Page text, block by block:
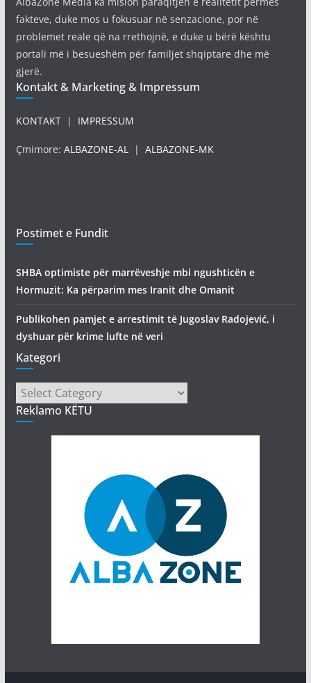
fakteve, duke mos u fokusuar në senzacione, por në
problemet reale që na rrethojnë, e duke u bërë kështu
portali më i besueshëm për familjet shqiptare dhe më
gjerë.
Kontakt & Marketing & Impressum
KONTAKT| IMPRESSUM
Çmimore: ALBAZONE-AL| ALBAZONE-MK
Postimet e Fundit
SHBA optimiste për marrëveshje mbi ngushticën e
Hormuzit: Ka përparim mes Iranit dhe Omanit
Publikohen pamjet e arrestimit të Jugoslav Radojević, i
dyshuar për krime lufte në veri
Kategori
Kategori
Reklamo KËTU